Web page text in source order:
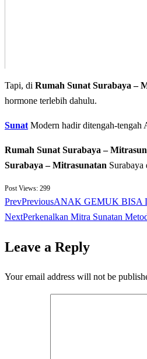
Tapi, di Rumah Sunat Surabaya –
hormone terlebih dahulu.
Sunat Modern hadir ditengah-tengah
Rumah Sunat Surabaya –
Surabaya – Mitrasunatan
Post Views: 299
PrevPreviousANAK GEMUK BISA
NextPerkenalkan Mitra Sunatan
Leave a Reply
Your email address will not be